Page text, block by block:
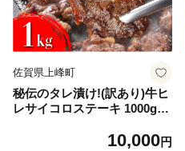
佐賀県上峰町
秘伝のタレ漬け!(訳あり)牛ヒ
レサイコロステーキ 1000g
10,000円